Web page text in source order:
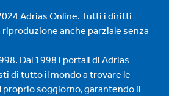
Adrias Online. Tutti i diritti
anche parziale senza
Dal 1998 i portali di Adrias
di tutto il mondo a trovare le
soggiorno, garantendo il